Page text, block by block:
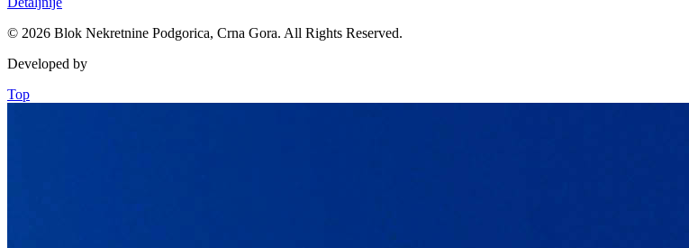
© 2026 Blok Nekretnine Podgorica, Crna Gora. All Rights Reserved.
Developed by
Top